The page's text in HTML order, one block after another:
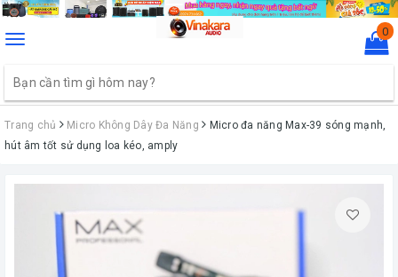
Toggle
0
Trang chủ Micro Không Dây Đa Năng
Micro đa năng Max-39 sóng mạnh,
hút âm tốt sử dụng loa kéo, amply